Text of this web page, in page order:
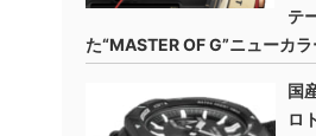
テ
た“MASTER OF G”ニューカ
国
ロ